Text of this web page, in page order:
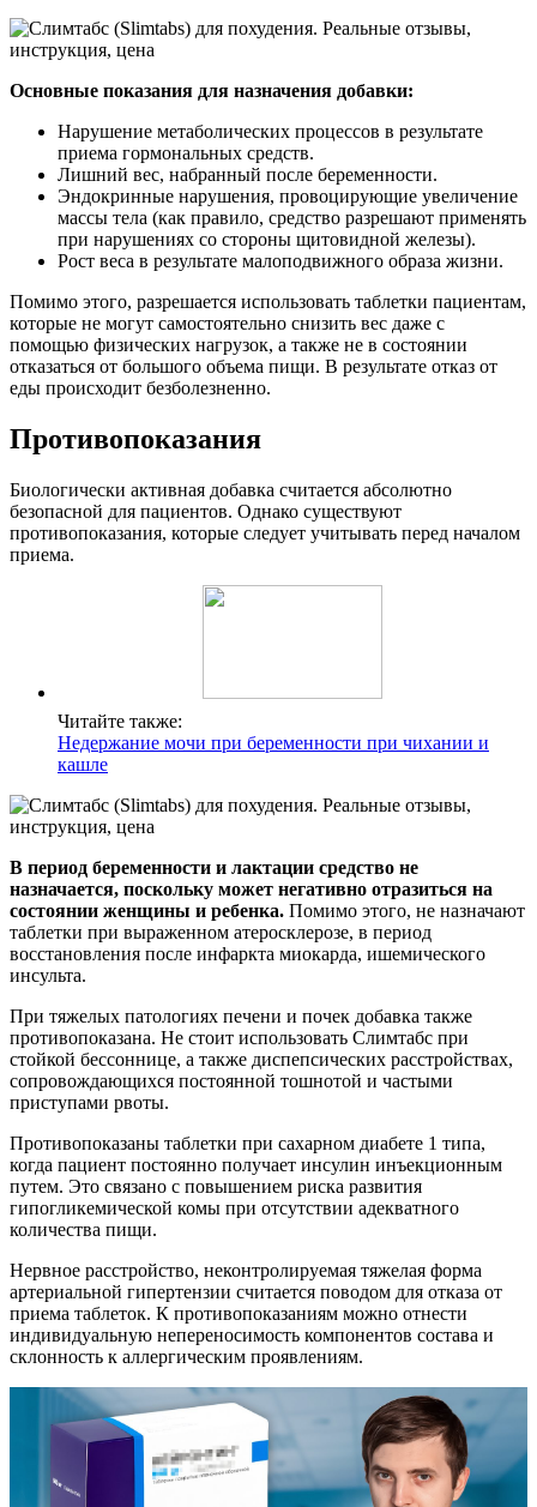
Основные показания для назначения добавки:
Нарушение метаболических процессов в результате
приема гормональных средств.
Лишний вес, набранный после беременности.
Эндокринные нарушения, провоцирующие увеличение
массы тела (как правило, средство разрешают применять
при нарушениях со стороны щитовидной железы).
Рост веса в результате малоподвижного образа жизни.
Помимо этого, разрешается использовать таблетки пациентам,
которые не могут самостоятельно снизить вес даже с
помощью физических нагрузок, а также не в состоянии
отказаться от большого объема пищи. В результате отказ от
еды происходит безболезненно.
Противопоказания
Биологически активная добавка считается абсолютно
безопасной для пациентов. Однако существуют
противопоказания, которые следует учитывать перед началом
приема.
Читайте также:
Недержание мочи при беременности при чихании и
кашле
В период беременности и лактации средство не
назначается, поскольку может негативно отразиться на
состоянии женщины и ребенка. Помимо этого, не назначают
таблетки при выраженном атеросклерозе, в период
восстановления после инфаркта миокарда, ишемического
инсульта.
При тяжелых патологиях печени и почек добавка также
противопоказана. Не стоит использовать Слимтабс при
стойкой бессоннице, а также диспепсических расстройствах,
сопровождающихся постоянной тошнотой и частыми
приступами рвоты.
Противопоказаны таблетки при сахарном диабете 1 типа,
когда пациент постоянно получает инсулин инъекционным
путем. Это связано с повышением риска развития
гипогликемической комы при отсутствии адекватного
количества пищи.
Нервное расстройство, неконтролируемая тяжелая форма
артериальной гипертензии считается поводом для отказа от
приема таблеток. К противопоказаниям можно отнести
индивидуальную непереносимость компонентов состава и
склонность к аллергическим проявлениям.